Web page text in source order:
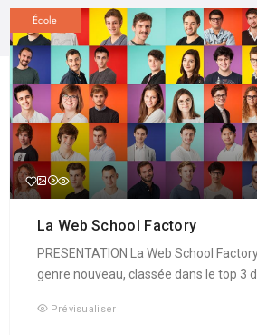
École
La Web School Factory
PRESENTATION La Web School
genre nouveau, classée dans le top 3
Prévisualiser